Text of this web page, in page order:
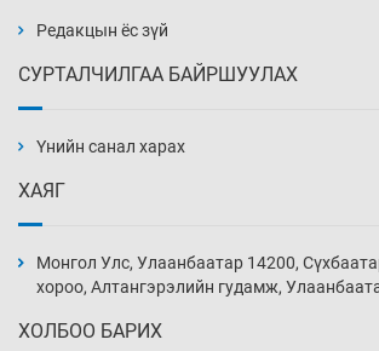
Уржигдар 14 цаг 00 мин
нэмэгджээ
Уржигдар 13 цаг 30 мин
Редакцын ёс зүй
СУРТАЛЧИЛГАА БАЙРШУУЛАХ
Үнийн санал харах
ХАЯГ
Монгол Улс, Улаанбаатар 14200,
хороо, Алтангэрэлийн гудамж,
ХОЛБОО БАРИХ